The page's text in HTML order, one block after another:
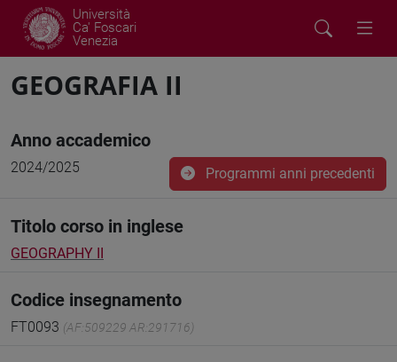
Università
Ca' Foscari
Venezia
GEOGRAFIA II
Anno accademico
2024/2025 Programmi anni precedenti
Titolo corso in inglese
GEOGRAPHY II
Codice insegnamento
FT0093 (AF:509229 AR:291716)